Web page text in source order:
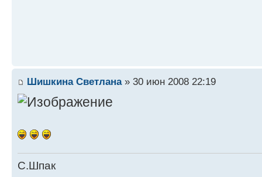
Шишкина Светлана» 30 июн 2008 22:19
С.Шпак